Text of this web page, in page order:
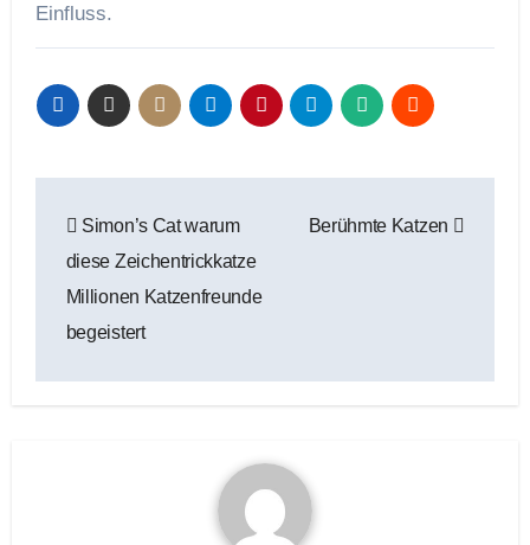
Einfluss.
Simon’s Cat warum
diese Zeichentrickkatze
Millionen Katzenfreunde
begeistert
Berühmte Katzen